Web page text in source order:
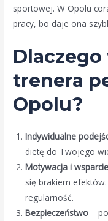
sportowej. W Opolu
pracy, bo daje ona
trenera
Opolu?
Indywidualne
dietę do Twojego
Motywacja i wsparcie
się brakiem
regularność.
Bezpieczeństwo –